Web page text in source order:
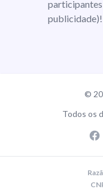
participantes
publicidade)!
©
Todos os